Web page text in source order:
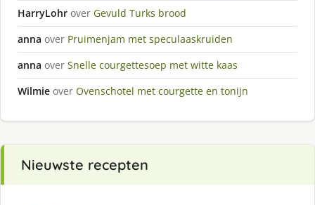
HarryLohr over Gevuld Turks brood
anna over Pruimenjam met speculaaskruiden
anna over Snelle courgettesoep met witte kaas
Wilmie over Ovenschotel met courgette en tonijn
Nieuwste recepten